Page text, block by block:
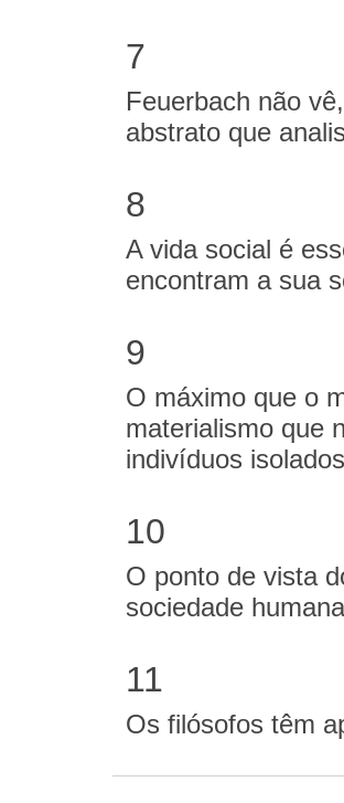
7
Feuerbach não
abstrato que
8
A vida social é
encontram a sua
9
O máximo que o
materialismo que
indivíduos
10
O ponto de vista
sociedade
11
Os filósofos têm